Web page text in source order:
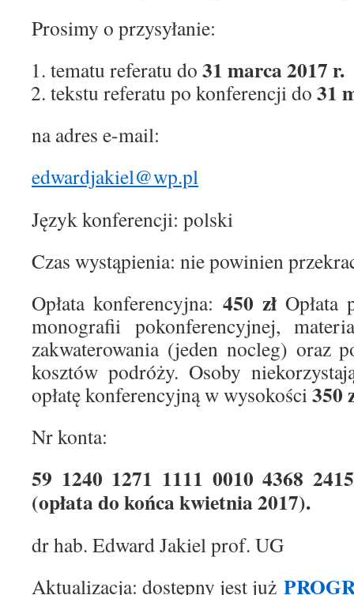
Prosimy o przysyłanie:
tematu referatu do 31 marca 2017 r.
tekstu referatu po konferencji do 31
na adres e-mail:
edwardjakiel@wp.pl
Język konferencji: polski
Czas wystąpienia: nie powinien
Opłata konferencyjna: 450 złOpłata
monografii pokonferencyjnej,
zakwaterowania (jeden nocleg) oraz
kosztów podróży. Osoby
opłatę konferencyjną w wysokości350
Nr konta:
59 1240 1271 1111 0010 4368
(opłata do końca kwietnia 2017).
dr hab. Edward Jakiel prof. UG
Aktualizacja: dostępny jest już